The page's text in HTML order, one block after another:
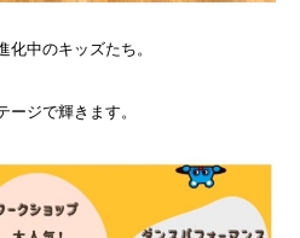
中のキッズたち。
ジで輝きます。